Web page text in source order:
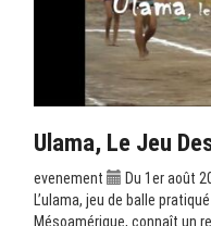
Ulama, Le Jeu
evenement
Du 1er août
L’ulama, jeu de balle
Mésoamérique, connaît un